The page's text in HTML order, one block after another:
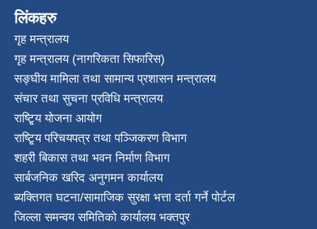
लिंकहरु
गृह मन्त्रालय
गृह मन्त्रालय (नागरिकता सिफारिस)
सङ्घीय मामिला तथा सामान्य प्रशासन मन्त्रालय
संचार तथा सुचना प्रविधि मन्त्रालय
राष्टि्ृय योजना आयोग
राष्टि्ृय परिचयपत्र तथा पञ्जिकरण विभाग
शहरी बिकास तथा भवन निर्माण विभाग
सार्बजनिक खरिद अनुगमन कार्यालय
ब्यक्तिगत घटना/सामाजिक सुरक्षा भत्ता दर्ता गर्ने पोर्टल
जिल्ला समन्वय समितिको कार्यालय भक्तपुर